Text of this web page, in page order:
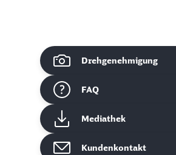
Drehgenehmigung
FAQ
Mediathek
Kundenkontakt